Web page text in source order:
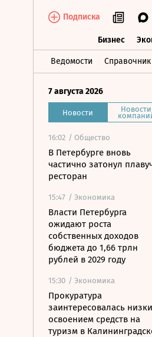
Подписка
Бизнес
Ведомости
Бизнес
7 августа 2026
Новости Новости
16:02 / Общество
В Петербурге вновь
частично затонул
ресторан
15:47 / Экономика
Власти Петербурга
ожидают роста
собственных доходов
бюджета до 1,66 трлн
рублей в 2029 году
15:30 / Экономика
Прокуратура
заинтересовалась
освоением средств на
туризм в